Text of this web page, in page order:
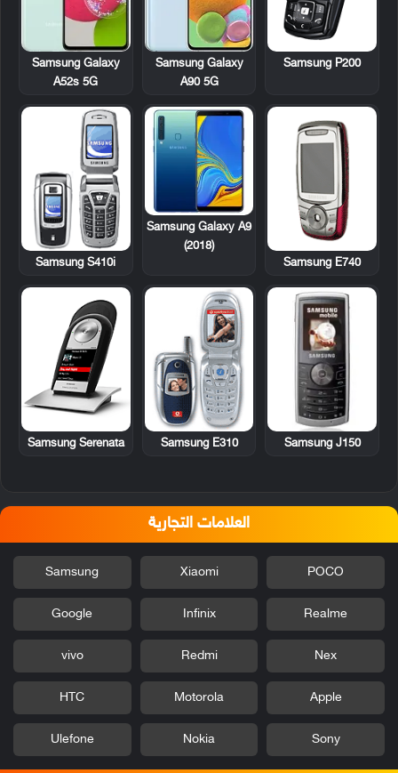
Samsung P200
Samsung Galaxy
A90 5G
Samsung Galaxy
A52s 5G
Samsung E740
Samsung Galaxy A9
(2018)
Samsung S410i
Samsung J150
Samsung E310
Samsung Serenata
العلامات التجارية
POCO
Xiaomi
Samsung
Realme
Infinix
Google
Nex
Redmi
vivo
Apple
Motorola
HTC
Sony
Nokia
Ulefone